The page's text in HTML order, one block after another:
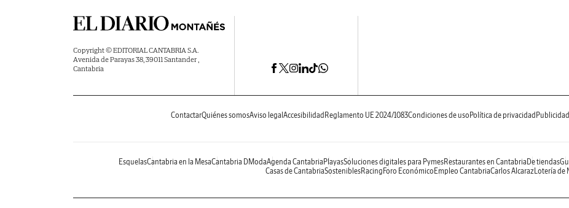
Copyright © EDITORIAL CANTABRIA S.A.
Avenida de Parayas 38, 39011 Santander ,
Cantabria
ContactarQuiénes somosAviso legal Accesibilidad Reglamento UE 2024/1083Condiciones de uso Política de privacidad Publicidad
EsquelasCantabria en la MesaCantabria DModaAgenda Cantabria PlayasSoluciones digitales para PymesRestaurantes en Cantabria De tiendas
Casas de CantabriaSosteniblesRacing Foro Económico Empleo CantabriaCarlos AlcarazLotería de